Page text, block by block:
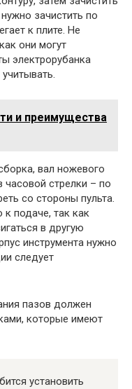
зачистить по
к плите. Не
они могут
электрорубанка
и преимущества
вал ножевого
часовой стрелки – по
со стороны пульта.
подаче, так как
в другую
инструмента нужно
следует
пазов должен
которые имеют
установить